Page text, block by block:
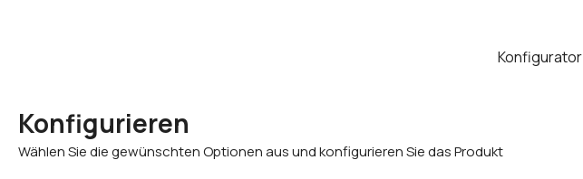
Konfigurator
Konfigurieren
Wählen Sie die gewünschten Optionen aus und konfigurieren Sie das Produkt